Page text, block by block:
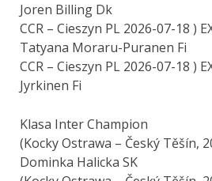
Joren Billing Dk
CCR – Cieszyn PL 2026-07-18 )
Tatyana Moraru-Puranen Fi
CCR – Cieszyn PL 2026-07-18 )
Jyrkinen Fi
Klasa Inter Champion
(Kocky Ostrawa – Český Těšín,
Dominka Halicka SK